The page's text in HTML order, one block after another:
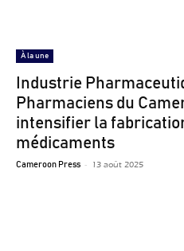
À la une
Industrie
Pharmaciens du
intensifier la
médicaments
Cameroon Press - 13 août 2025